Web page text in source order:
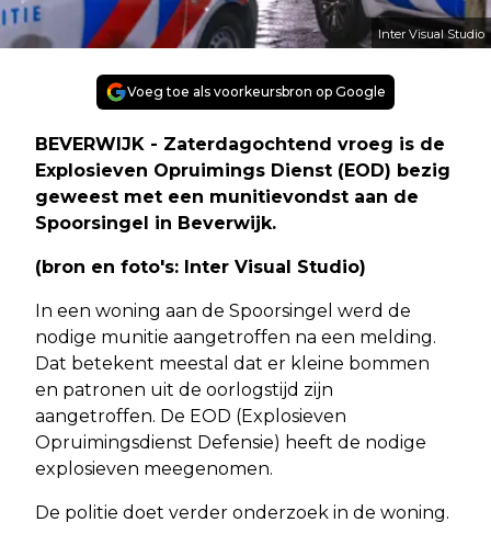
Inter Visual Studio
Voeg toe als voorkeursbron op Google
BEVERWIJK - Zaterdagochtend vroeg is de
Explosieven Opruimings Dienst (EOD) bezig
geweest met een munitievondst aan de
Spoorsingel in Beverwijk.
(bron en foto's: Inter Visual Studio)
In een woning aan de Spoorsingel werd de
nodige munitie aangetroffen na een melding.
Dat betekent meestal dat er kleine bommen
en patronen uit de oorlogstijd zijn
aangetroffen. De EOD (Explosieven
Opruimingsdienst Defensie) heeft de nodige
explosieven meegenomen.
De politie doet verder onderzoek in de woning.